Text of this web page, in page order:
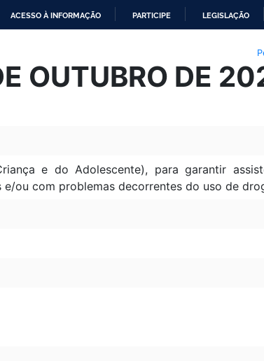
ACESSO À INFORMAÇÃO PARTICIPE LEGISLAÇÃO
OUTUBRO DE
e do Adolescente), para garantir
ou com problemas decorrentes do uso de